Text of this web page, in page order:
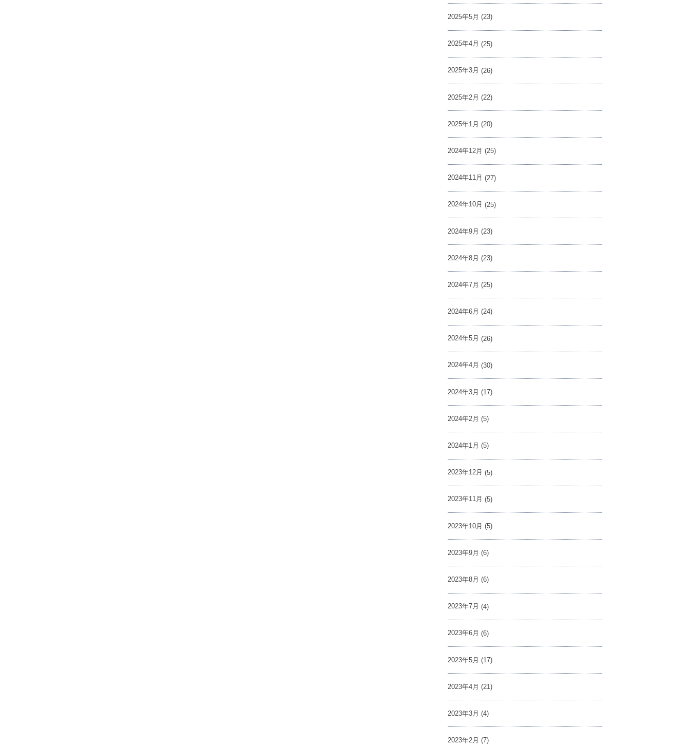
2025年5月 (23)
2025年4月 (25)
2025年3月 (26)
2025年2月 (22)
2025年1月 (20)
2024年12月 (25)
2024年11月 (27)
2024年10月 (25)
2024年9月 (23)
2024年8月 (23)
2024年7月 (25)
2024年6月 (24)
2024年5月 (26)
2024年4月 (30)
2024年3月 (17)
2024年2月 (5)
2024年1月 (5)
2023年12月 (5)
2023年11月 (5)
2023年10月 (5)
2023年9月 (6)
2023年8月 (6)
2023年7月 (4)
2023年6月 (6)
2023年5月 (17)
2023年4月 (21)
2023年3月 (4)
2023年2月 (7)